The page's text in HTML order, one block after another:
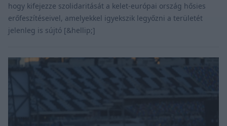
hogy kifejezze szolidaritását a kelet-európai ország hősies
erőfeszítéseivel, amelyekkel igyekszik legyőzni a területét
jelenleg is sújtó [&hellip;]